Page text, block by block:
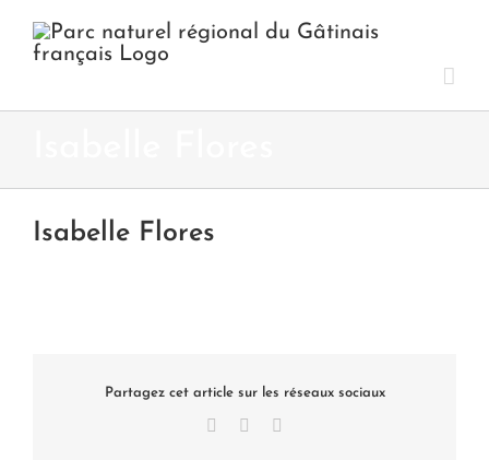
contenu
Isabelle Flores
Partagez cet article sur les réseaux sociaux
Facebook